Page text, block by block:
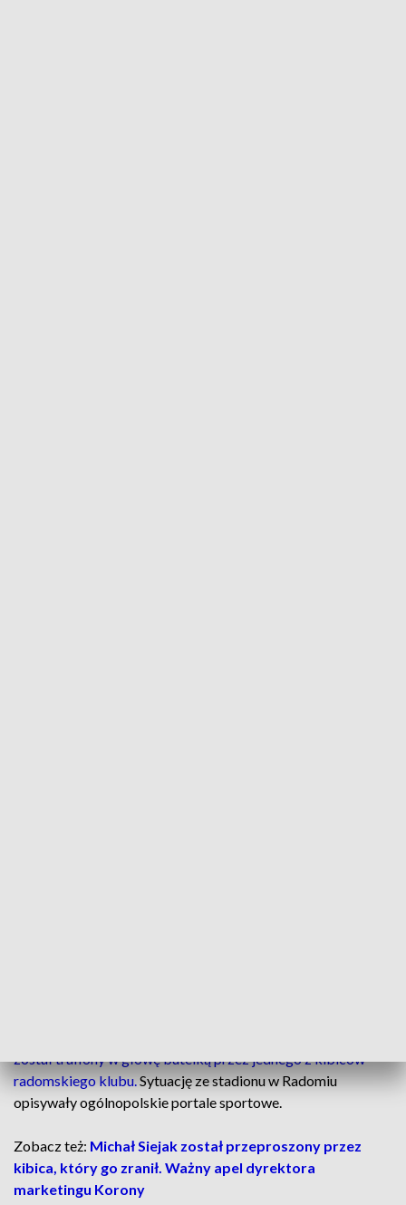
został trafiony w głowę butelką przez jednego z kibiców
radomskiego klubu.Sytuację ze stadionu w Radomiu
opisywały ogólnopolskie portale sportowe.
Zobacz też: Michał Siejak został przeproszony przez
kibica, który go zranił. Ważny apel dyrektora
marketingu Korony